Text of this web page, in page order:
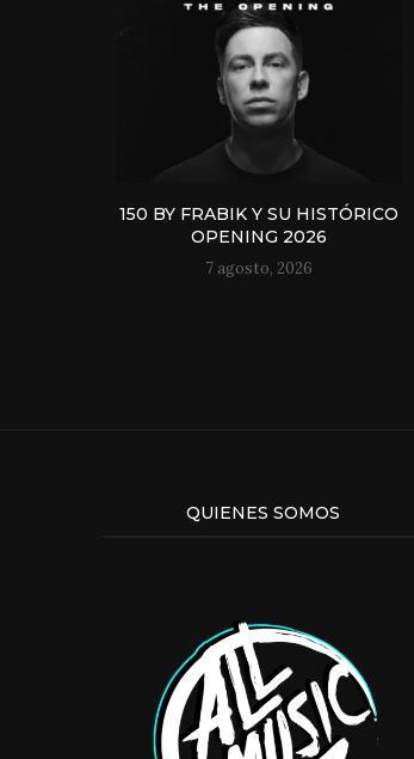
150 BY FRABIK Y SU HISTÓRICO
OPENING 2026
7 agosto, 2026
QUIENES SOMOS